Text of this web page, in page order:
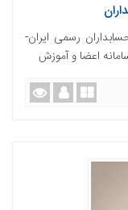
رسمی ایران-
اعضا و آموزش